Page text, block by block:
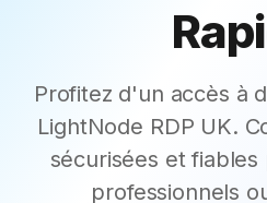
Profitez d'un accès à
LightNode RDP UK.
sécurisées et
professionnels